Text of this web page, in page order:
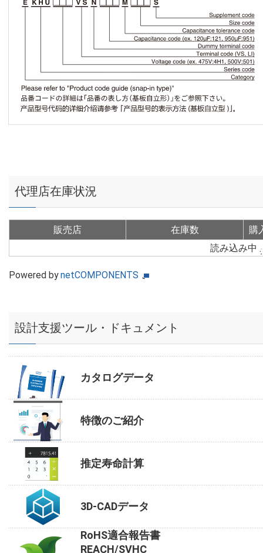
代理店在庫状況
販売店 在庫数
購
読み込み中
Powered bynetCOMPONENTS
設計支援ツール・ドキュメント
カタログデータ
特徴のご紹介
推定寿命計算
3D-CADデータ
RoHS適合報告書
REACH/SVHC